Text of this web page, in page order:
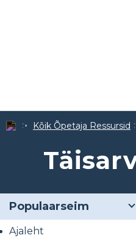
Kõik Õpetaja Ressursid
Populaarseim
Ajaleht